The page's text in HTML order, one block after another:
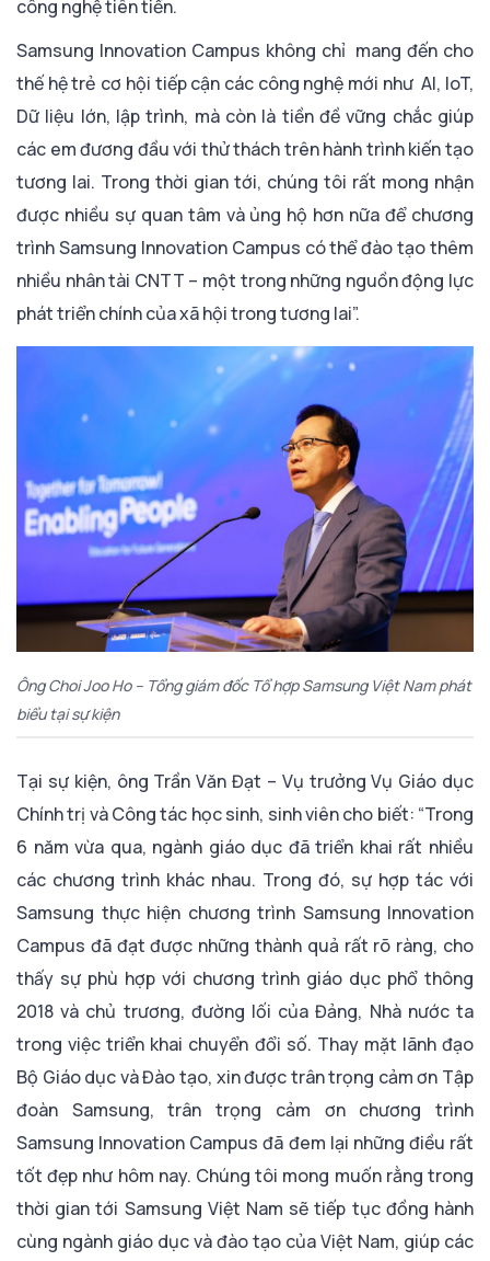
công nghệ tiên tiến.
Samsung Innovation Campus không chỉ mang đến cho
thế hệ trẻ cơ hội tiếp cận các công nghệ mới như AI, IoT,
Dữ liệu lớn, lập trình, mà còn là tiền đề vững chắc giúp
các em đương đầu với thử thách trên hành trình kiến tạo
tương lai. Trong thời gian tới, chúng tôi rất mong nhận
được nhiều sự quan tâm và ủng hộ hơn nữa để chương
trình Samsung Innovation Campus có thể đào tạo thêm
nhiều nhân tài CNTT – một trong những nguồn động lực
phát triển chính của xã hội trong tương lai”.
Ông Choi Joo Ho – Tổng giám đốc Tổ hợp Samsung Việt Nam phát
biểu tại sự kiện
Tại sự kiện, ông Trần Văn Đạt – Vụ trưởng Vụ Giáo dục
Chính trị và Công tác học sinh, sinh viên cho biết: “Trong
6 năm vừa qua, ngành giáo dục đã triển khai rất nhiều
các chương trình khác nhau. Trong đó, sự hợp tác với
Samsung thực hiện chương trình Samsung Innovation
Campus đã đạt được những thành quả rất rõ ràng, cho
thấy sự phù hợp với chương trình giáo dục phổ thông
2018 và chủ trương, đường lối của Đảng, Nhà nước ta
trong việc triển khai chuyển đổi số. Thay mặt lãnh đạo
Bộ Giáo dục và Đào tạo, xin được trân trọng cảm ơn Tập
đoàn Samsung, trân trọng cảm ơn chương trình
Samsung Innovation Campus đã đem lại những điều rất
tốt đẹp như hôm nay. Chúng tôi mong muốn rằng trong
thời gian tới Samsung Việt Nam sẽ tiếp tục đồng hành
cùng ngành giáo dục và đào tạo của Việt Nam, giúp các